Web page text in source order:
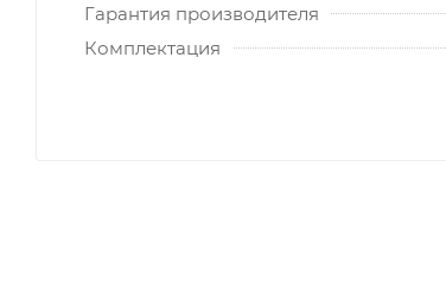
Гарантия производителя
Комплектация